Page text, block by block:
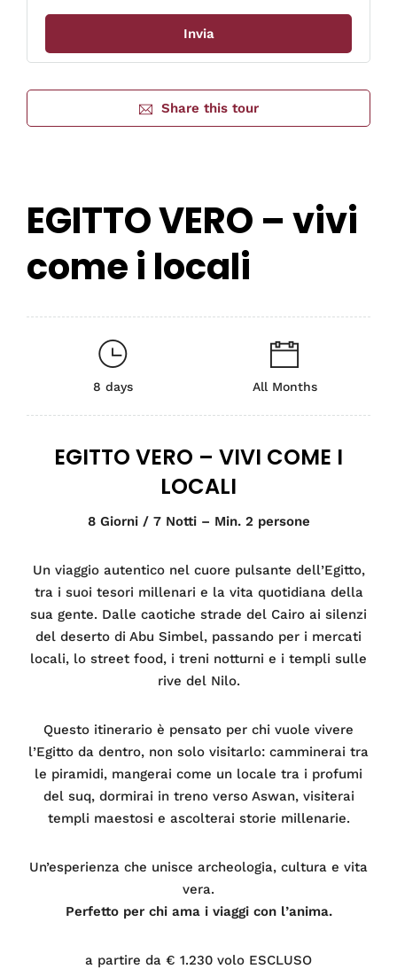
Share this tour
EGITTO VERO – vivi
come i locali
8 days All Months
EGITTO VERO – VIVI COME I
LOCALI
8 Giorni / 7 Notti – Min. 2 persone
Un viaggio autentico nel cuore pulsante dell’Egitto,
tra i suoi tesori millenari e la vita quotidiana della
sua gente. Dalle caotiche strade del Cairo ai silenzi
del deserto di Abu Simbel, passando per i mercati
locali, lo street food, i treni notturni e i templi sulle
rive del Nilo.
Questo itinerario è pensato per chi vuole vivere
l’Egitto da dentro, non solo visitarlo: camminerai tra
le piramidi, mangerai come un locale tra i profumi
del suq, dormirai in treno verso Aswan, visiterai
templi maestosi e ascolterai storie millenarie.
Un’esperienza che unisce archeologia, cultura e vita
vera.
Perfetto per chi ama i viaggi con l’anima.
a partire da € 1.230 volo ESCLUSO